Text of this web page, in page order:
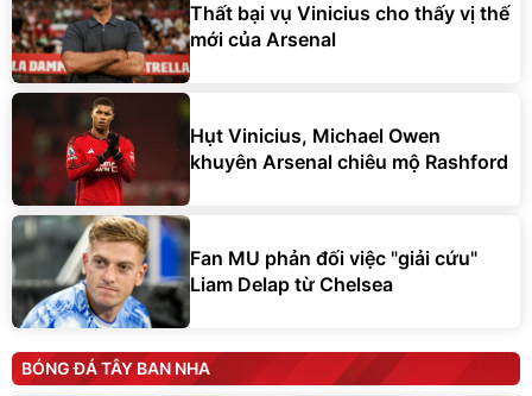
Thất bại vụ Vinicius cho thấy vị thế
mới của Arsenal
Hụt Vinicius, Michael Owen
khuyên Arsenal chiêu mộ Rashford
Fan MU phản đối việc "giải cứu"
Liam Delap từ Chelsea
BÓNG ĐÁ TÂY BAN NHA